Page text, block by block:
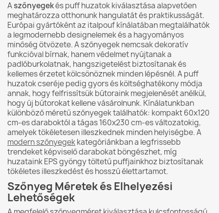
Aszőnyegekés puff huzatok kiválasztása alapvetően
meghatározza otthonunk hangulatát és praktikusságát.
Európai gyártóként az italpouf kínálatában megtalálhatók
a legmodernebb designelemek és a hagyományos
minőség ötvözete. A szőnyegek nemcsak dekoratív
funkcióval bírnak, hanem védelmet nyújtanak a
padlóburkolatnak, hangszigetelést biztosítanak és
kellemes érzetet kölcsönöznek minden lépésnél. A puff
huzatok cseréje pedig gyors és költséghatékony módja
annak, hogy felfrissítsük bútoraink megjelenését anélkül,
hogy új bútorokat kellene vásárolnunk. Kínálatunkban
különböző méretű szőnyegek találhatók: kompakt 60x120
cm-es daraboktól a tágas 160x230 cm-es változatokig,
amelyek tökéletesen illeszkednek minden helyiségbe. A
modern szőnyegekkategóriánkban a legfrissebb
trendeket képviselő darabokat böngészhet, míg
huzataink EPS gyöngy töltetű puffjainkhoz biztosítanak
tökéletes illeszkedést és hosszú élettartamot.
Szőnyeg Méretek és Elhelyezési
Lehetőségek